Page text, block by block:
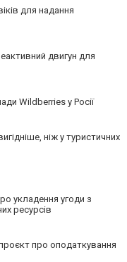
для надання
двигун для
Wildberries у Росії
ніж у туристичних
укладення угоди з
ресурсів
про оподаткування